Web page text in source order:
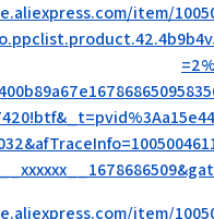
item/
item/